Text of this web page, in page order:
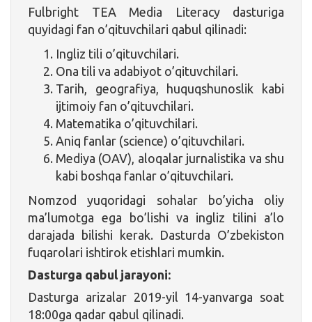
Fulbright TEA Media Literacy dasturiga
quyidagi fan o’qituvchilari qabul qilinadi:
Ingliz tili o’qituvchilari.
Ona tili va adabiyot o’qituvchilari.
Tarih, geografiya, huquqshunoslik kabi
ijtimoiy fan o’qituvchilari.
Matematika o’qituvchilari.
Aniq fanlar (science) o’qituvchilari.
Mediya (OAV), aloqalar jurnalistika va shu
kabi boshqa fanlar o’qituvchilari.
Nomzod yuqoridagi sohalar bo’yicha oliy
ma’lumotga ega bo’lishi va ingliz tilini a’lo
darajada bilishi kerak. Dasturda O’zbekiston
fuqarolari ishtirok etishlari mumkin.
Dasturga qabul jarayoni:
Dasturga arizalar 2019-yil 14-yanvarga soat
18:00ga qadar qabul qilinadi.